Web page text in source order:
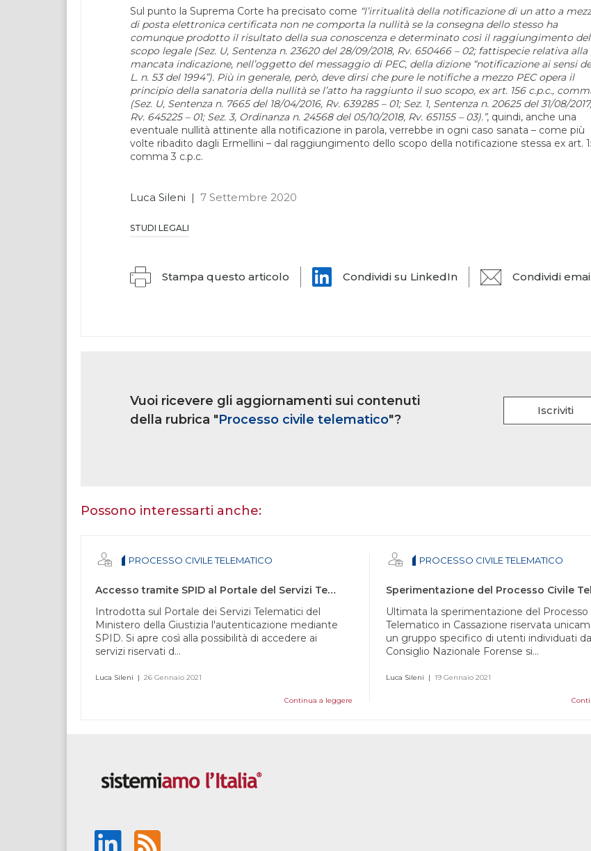
Sul punto la Suprema Corte ha precisato come “l’irritualità della notificazione di un atto a
di posta elettronica certificata non ne comporta la nullità se la consegna dello stesso ha
comunque prodotto il risultato della sua conoscenza e determinato così il raggiungimento
scopo legale (Sez. U, Sentenza n. 23620 del 28/09/2018, Rv. 650466 – 02; fattispecie relativa alla
mancata indicazione, nell’oggetto del messaggio di PEC, della dizione “notificazione ai sensi
L. n. 53 del 1994”). Più in generale, però, deve dirsi che pure le notifiche a mezzo PEC opera il
principio della sanatoria della nullità se l’atto ha raggiunto il suo scopo, ex art. 156 c.p.c.,
(Sez. U, Sentenza n. 7665 del 18/04/2016, Rv. 639285 – 01; Sez. 1, Sentenza n. 20625 del 31/08/2017,
Rv. 645225 – 01; Sez. 3, Ordinanza n. 24568 del 05/10/2018, Rv. 651155 – 03).”, quindi, anche una
eventuale nullità attinente alla notificazione in parola, verrebbe in ogni caso sanata – come più
volte ribadito dagli Ermellini – dal raggiungimento dello scopo della notificazione stessa ex art.
comma 3 c.p.c.
Luca Sileni | 7 Settembre 2020
STUDI LEGALI
Stampa questo articolo Condividi su LinkedIn Condividi
Vuoi ricevere gli aggiornamenti sui contenuti
della rubrica "Processo civile telematico"?
Iscriviti
essere
questo
campo
Possono interessarti anche:
PROCESSO CIVILE TELEMATICO
Accesso tramite SPID al Portale del Servizi Telematici del Ministero di Giustizia
Introdotta sul Portale dei Servizi Telematici del
Ministero della Giustizia l'autenticazione mediante
SPID. Si apre così alla possibilità di accedere ai
servizi riservati d...
Luca Sileni | 26 Gennaio 2021
Continua a leggere
PROCESSO CIVILE TELEMATICO
Ultimata la sperimentazione del Processo
Telematico in Cassazione riservata
un gruppo specifico di utenti individuati
Consiglio Nazionale Forense si...
Luca Sileni | 19 Gennaio 2021